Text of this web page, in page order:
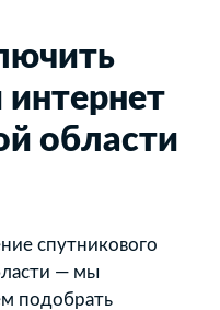
области
спутникового
— мы
подобрать